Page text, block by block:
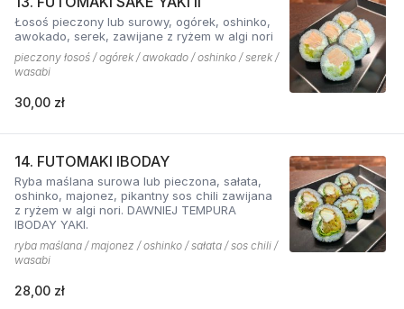
Łosoś pieczony lub surowy, ogórek, oshinko,
awokado, serek, zawijane z ryżem w algi nori
pieczony łosoś / ogórek / awokado / oshinko / serek /
wasabi
30,00 zł
14. FUTOMAKI IBODAY
Ryba maślana surowa lub pieczona, sałata,
oshinko, majonez, pikantny sos chili zawijana
z ryżem w algi nori. DAWNIEJ TEMPURA
IBODAY YAKI.
ryba maślana / majonez / oshinko / sałata / sos chili /
wasabi
28,00 zł